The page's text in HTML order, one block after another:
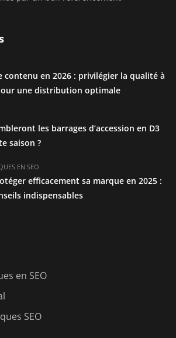
contenu en 2026 : privilégier la qualité à
une distribution optimale
les barrages d’accession en D3
saison ?
EN SEO
efficacement sa marque en 2025 :
indispensables
en SEO
SEO